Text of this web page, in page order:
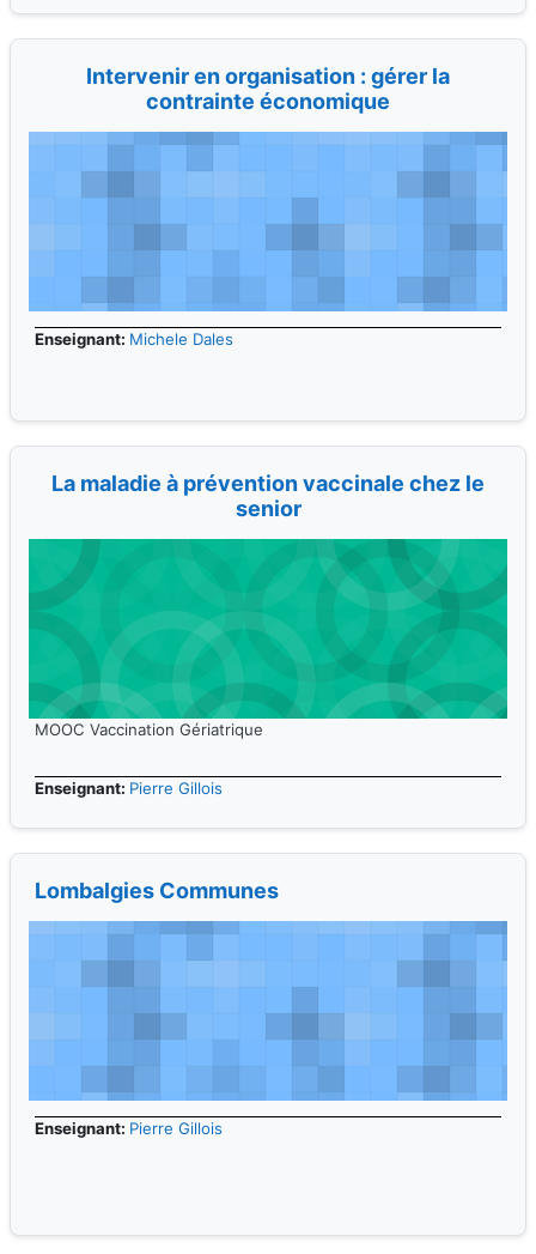
Intervenir en organisation : gérer la
contrainte économique
Enseignant: Michele Dales
La maladie à prévention vaccinale chez le
senior
MOOC Vaccination Gériatrique
Enseignant: Pierre Gillois
Lombalgies Communes
Enseignant: Pierre Gillois